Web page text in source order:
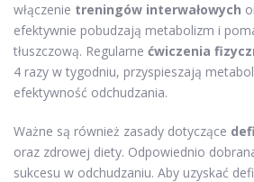
włączenie treningów interwałowych
efektywnie pobudzają metabolizm i
tłuszczową. Regularne ćwiczenia
4 razy w tygodniu, przyspieszają
efektywność odchudzania.
Ważne są również zasady dotyczące
oraz zdrowej diety. Odpowiednio
sukcesu w odchudzaniu. Aby uzyskać